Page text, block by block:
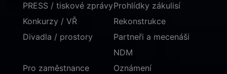
PRESS / tiskové zprávy
Konkurzy / VŘ
Divadla / prostory
Prohlídky zákulisí
Rekonstrukce
Partneři a mecenáši
NDM
Pro zaměstnance
Oznámení